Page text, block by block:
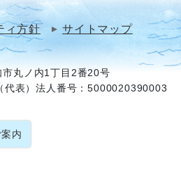
ィ方針 サイトマップ
市丸ノ内1丁目2番20号
代表）法人番号：5000020390003
内